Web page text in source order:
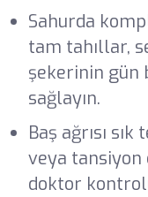
Sahurda
tam tahıllar,
şekerinin gün
sağlayın.
Baş ağrısı
veya tansiyon
doktor